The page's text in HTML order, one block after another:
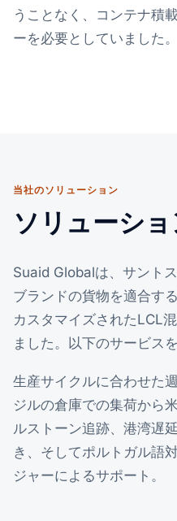
うことなく、コンテナ積
ーを必要としていました。
当社のソリューション
ソリューショ
Suaid Globalは、サント
ブランドの貨物を適合す
カスタマイズされたLCL
ました。以下のサービス
生産サイクルに合わせた
ジルの倉庫での集荷から
ルストーン追跡、港湾遅
き、そしてポルトガル語
ジャーによるサポート。